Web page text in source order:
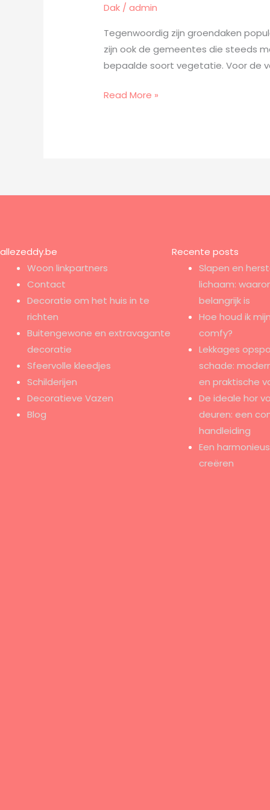
Dak /admin
Tegenwoordig zijn groendaken
zijn ook de gemeentes die steeds
bepaalde soort vegetatie. Voor de
Read More »
allezeddy.be
Woon linkpartners
Contact
Decoratie om het huis in te
richten
Buitengewone en extravagante
decoratie
Sfeervolle kleedjes
Schilderijen
Decoratieve Vazen
Blog
Recente posts
Slapen en
lichaam:
belangrijk is
Hoe houd ik
comfy?
Lekkages
schade:
en praktische
De ideale hor
deuren: een
handleiding
Een
creëren